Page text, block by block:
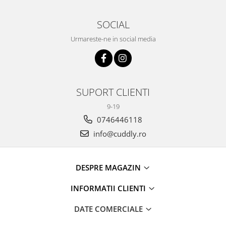
SOCIAL
Urmareste-ne in social media
SUPORT CLIENTI
9-19
0746446118
info@cuddly.ro
DESPRE MAGAZIN
INFORMATII CLIENTI
DATE COMERCIALE